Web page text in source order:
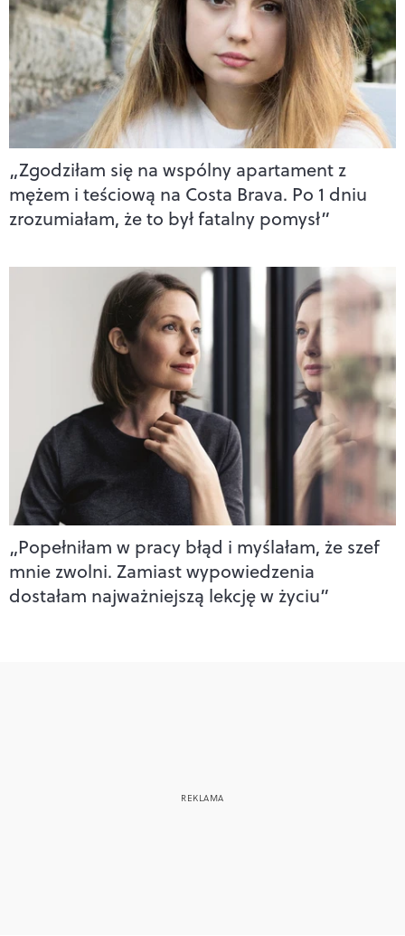
„Zgodziłam się na wspólny apartament z
mężem i teściową na Costa Brava. Po 1 dniu
zrozumiałam, że to był fatalny pomysł”
„Popełniłam w pracy błąd i myślałam, że szef
mnie zwolni. Zamiast wypowiedzenia
dostałam najważniejszą lekcję w życiu”